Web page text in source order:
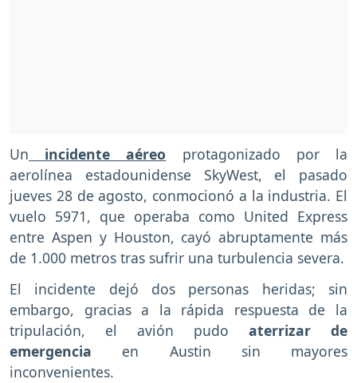
Un incidente aéreo
protagonizado por la
aerolínea estadounidense SkyWest, el pasado
jueves 28 de agosto, conmocionó a la industria. El
vuelo 5971, que operaba como United Express
entre Aspen y Houston, cayó abruptamente más
de 1.000 metros tras sufrir una turbulencia severa.
El incidente dejó dos personas heridas; sin
embargo, gracias a la rápida respuesta de la
tripulación, el avión pudo aterrizar de
emergencia en Austin sin mayores
inconvenientes.